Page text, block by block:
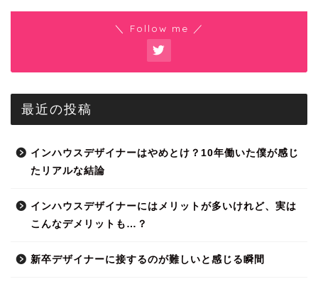
＼ Follow me ／
最近の投稿
インハウスデザイナーはやめとけ？10年働いた僕が感じ
たリアルな結論
インハウスデザイナーにはメリットが多いけれど、実は
こんなデメリットも…？
新卒デザイナーに接するのが難しいと感じる瞬間